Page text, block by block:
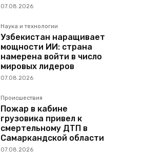
07.08.2026
Наука и технологии
Узбекистан наращивает
мощности ИИ: страна
намерена войти в число
мировых лидеров
07.08.2026
Происшествия
Пожар в кабине
грузовика привел к
смертельному ДТП в
Самаркандской области
07.08.2026